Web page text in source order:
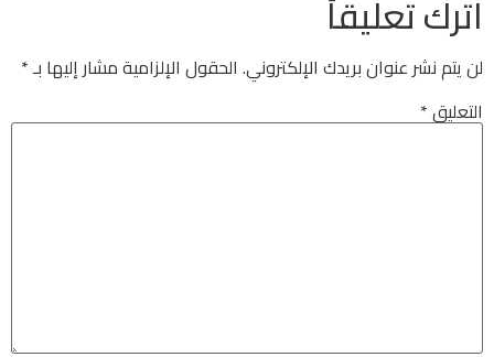
اترك تعليقاً
لن يتم نشر عنوان بريدك الإلكتروني. الحقول الإلزامية مشار إليها بـ*
التعليق*